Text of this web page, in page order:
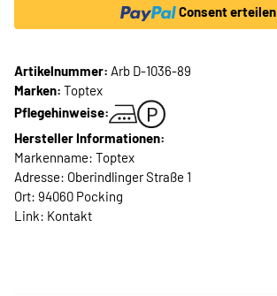
Consent erteilen
Artikelnummer: Arb D-1036-89
Marken: Toptex
Pflegehinweise:
Hersteller Informationen:
Markenname: Toptex
Adresse: Oberindlinger Straße 1
Ort: 94060 Pocking
Link: Kontakt